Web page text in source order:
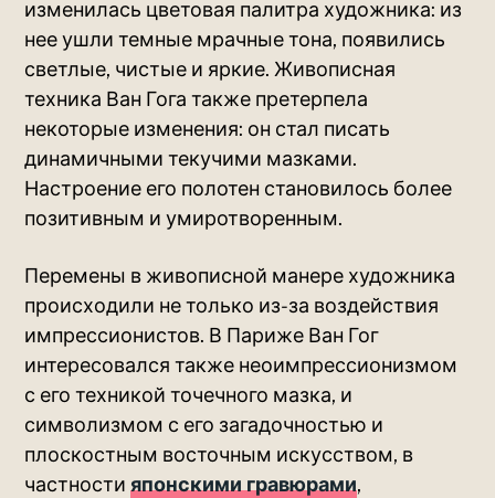
изменилась цветовая палитра художника: из
нее ушли темные мрачные тона, появились
светлые, чистые и яркие. Живописная
техника Ван Гога также претерпела
некоторые изменения: он стал писать
динамичными текучими мазками.
Настроение его полотен становилось более
позитивным и умиротворенным.
Перемены в живописной манере художника
происходили не только из-за воздействия
импрессионистов. В Париже Ван Гог
интересовался также неоимпрессионизмом
с его техникой точечного мазка, и
символизмом с его загадочностью и
плоскостным восточным искусством, в
частности японскими гравюрами,